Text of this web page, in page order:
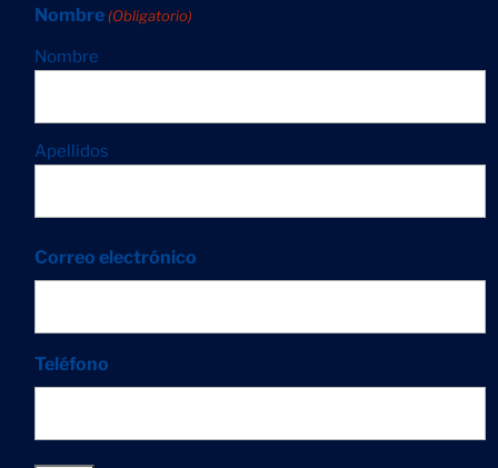
Nombre (Obligatorio)
Nombre
Apellidos
Correo electrónico
Teléfono